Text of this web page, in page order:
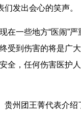
发出会心的笑声。
一些地方“医闹”严
受到伤害的将是广
全，任何伤害医护
州团王菁代表介绍